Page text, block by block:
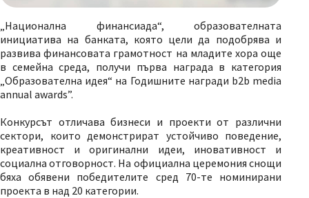
„Национална финансиада“, образователната
инициатива на банката, която цели да подобрява и
развива финансовата грамотност на младите хора още
в семейна среда, получи първа награда в категория
„Образователна идея“ на Годишните награди b2b media
annual awards”.
Конкурсът отличава бизнеси и проекти от различни
сектори, които демонстрират устойчиво поведение,
креативност и оригинални идеи, иновативност и
социална отговорност. На официална церемония снощи
бяха обявени победителите сред 70-те номинирани
проекта в над 20 категории.